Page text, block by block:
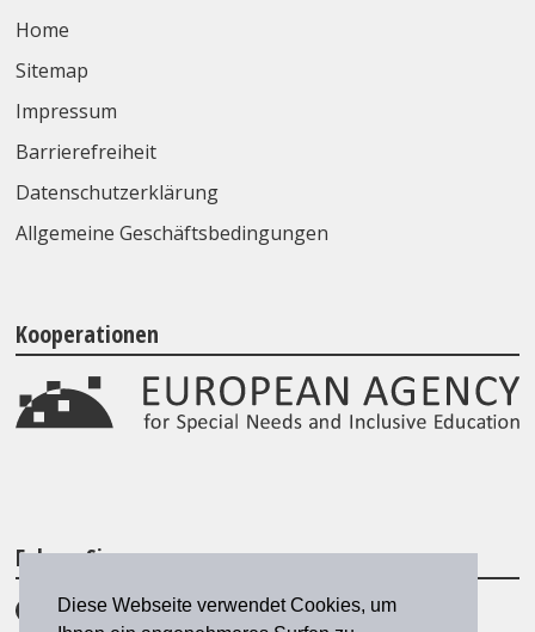
Diese Webseite verwendet Cookies, um
Home
Sitemap
Impressum
Barrierefreiheit
Datenschutzerklärung
Allgemeine Geschäftsbedingungen
Kooperationen
Folgen Sie uns